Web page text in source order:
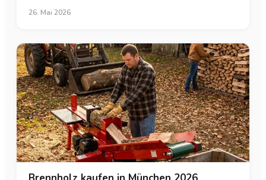
26. Mai 2026